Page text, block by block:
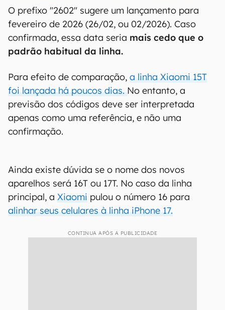
O prefixo "2602" sugere um lançamento para
fevereiro de 2026 (26/02, ou 02/2026). Caso
confirmada, essa data seria mais cedo que o
padrão habitual da linha.
Para efeito de comparação, a linha Xiaomi 15T
foi lançada há poucos dias. No entanto, a
previsão dos códigos deve ser interpretada
apenas como uma referência, e não uma
confirmação.
Ainda existe dúvida se o nome dos novos
aparelhos será 16T ou 17T. No caso da linha
principal, a Xiaomi pulou o número 16 para
alinhar seus celulares à linha iPhone 17.
CONTINUA APÓS A PUBLICIDADE